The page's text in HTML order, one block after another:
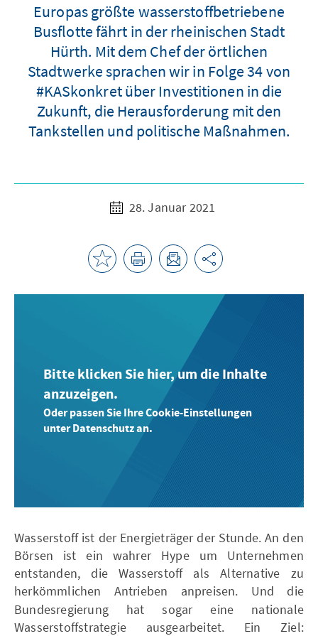
Europas größte wasserstoffbetriebene
Busflotte fährt in der rheinischen Stadt
Hürth. Mit dem Chef der örtlichen
Stadtwerke sprachen wir in Folge 34 von
#KASkonkret über Investitionen in die
Zukunft, die Herausforderung mit den
Tankstellen und politische Maßnahmen.
28. Januar 2021
Bitte klicken Sie hier, um die Inhalte
anzuzeigen.
Oder passen Sie Ihre Cookie-Einstellungen
unter Datenschutz an.
Wasserstoff ist der Energieträger der Stunde. An den
Börsen ist ein wahrer Hype um Unternehmen
entstanden, die Wasserstoff als Alternative zu
herkömmlichen Antrieben anpreisen.
Und die
Bundesregierung hat sogar eine nationale
Wasserstoffstrategie ausgearbeitet.
Ein Ziel: